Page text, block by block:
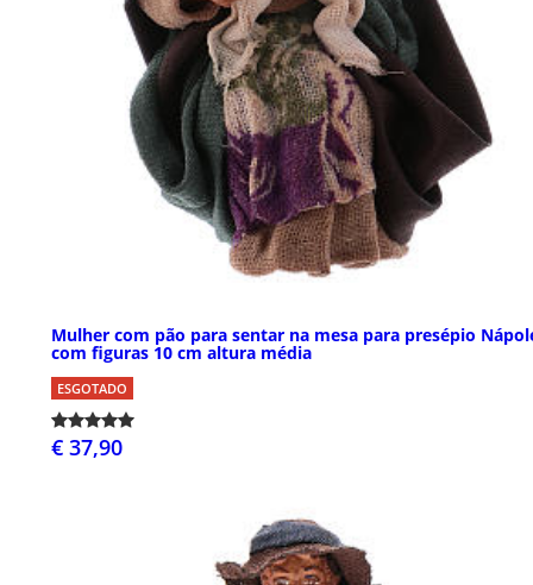
Mulher com pão para sentar na mesa para presépio
com figuras 10 cm altura média
ESGOTADO
€ 37,90